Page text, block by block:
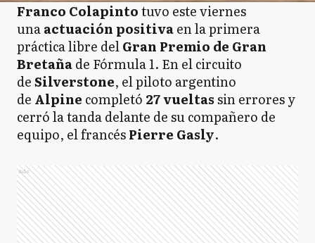
Franco Colapintotuvo este viernes
unaactuación positivaen la primera
práctica libre delGran Premio de Gran
Bretañade Fórmula 1. En el circuito
deSilverstone, el piloto argentino
de Alpine completó 27 vueltassin errores y
cerró la tanda delante de su compañero de
equipo, el francésPierre Gasly.
Ads